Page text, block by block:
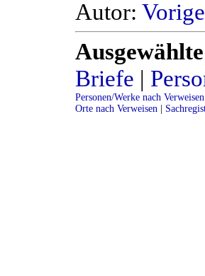
Autor:
Briefe |
Personen/Werke nach Verweisen
Orte nach Verweisen